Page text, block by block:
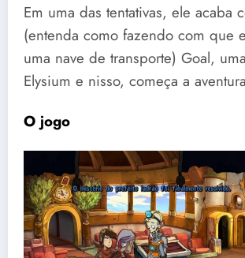
Em uma das tentativas, ele acaba
(entenda como fazendo com que
uma nave de transporte) Goal,
Elysium e nisso, começa a
O jogo